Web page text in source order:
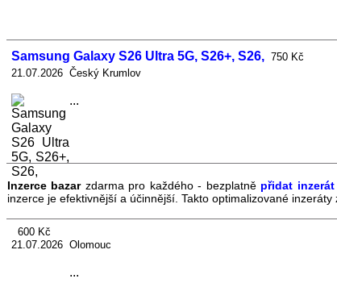
Samsung Galaxy S26 Ultra 5G, S26+, S26, 750 Kč
21.07.2026 Český Krumlov
...
Inzerce bazarzdarma pro každého - bezplatně přidat inzerát
inzerce je efektivnější a účinnější. Takto optimalizované
600 Kč
21.07.2026 Olomouc
...